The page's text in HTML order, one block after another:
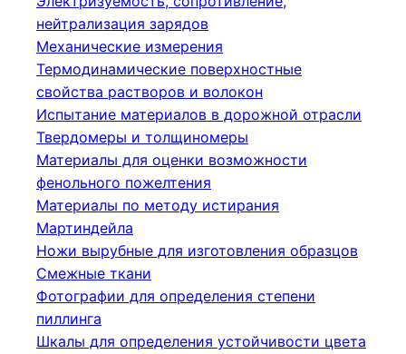
нейтрализация зарядов
Механические измерения
Термодинамические поверхностные
свойства растворов и волокон
Испытание материалов в дорожной отрасли
Твердомеры и толщиномеры
Материалы для оценки возможности
фенольного пожелтения
Материалы по методу истирания
Мартиндейла
Ножи вырубные для изготовления образцов
Смежные ткани
Фотографии для определения степени
пиллинга
Шкалы для определения устойчивости цвета